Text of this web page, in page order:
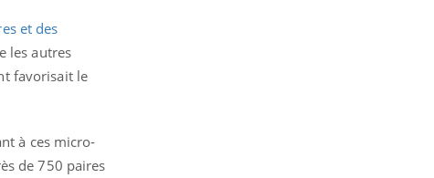
et des
les autres
favorisait le
à ces micro-
de 750 paires